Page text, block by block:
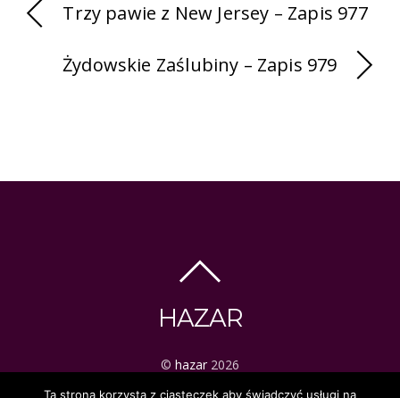
Trzy pawie z New Jersey – Zapis 977
Żydowskie Zaślubiny – Zapis 979
HAZAR
© hazar 2026
ezoteryka | tarot | mistyka
Ta strona korzysta z ciasteczek aby świadczyć usługi na